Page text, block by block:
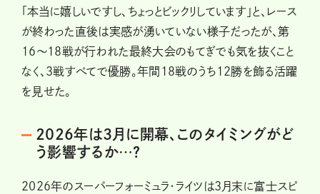
「本当に嬉しいですし、ちょっとビックリしています」と、レース
が終わった直後は実感が湧いていない様子だったが、第
16～18戦が行われた最終大会のもてぎでも気を抜くこと
なく、3戦すべてで優勝。年間18戦のうち12勝を飾る活躍
を見せた。
2026年は3月に開幕、このタイミングがど
う影響するか…？
2026年のスーパーフォーミュラ・ライツは3月末に富士スピ